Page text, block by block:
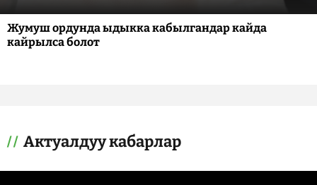
Жумуш ордунда ыдыкка кабылгандар кайда
кайрылса болот
Актуалдуу кабарлар